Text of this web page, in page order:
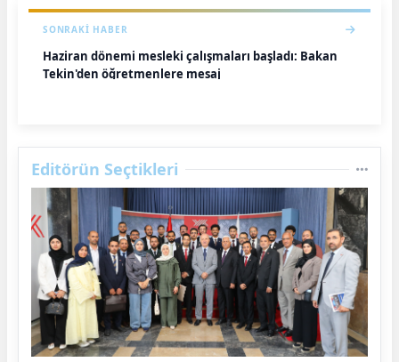
SONRAKI HABER
Haziran dönemi mesleki çalışmaları başladı: Bakan
Tekin'den öğretmenlere mesaj
Editörün Seçtikleri